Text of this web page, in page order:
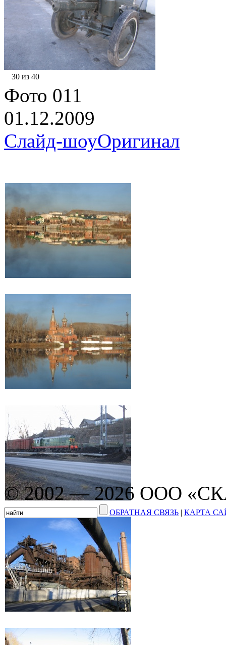
30 из 40
Фото 011
01.12.2009
Слайд-шоуОригинал
© 2002 — 2026 ООО
ОБРАТНАЯ СВЯЗЬ | КАРТА